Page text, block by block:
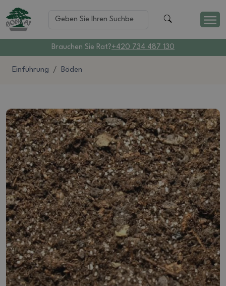
Brauchen Sie Rat?+420 734 487 130
Einführung Böden